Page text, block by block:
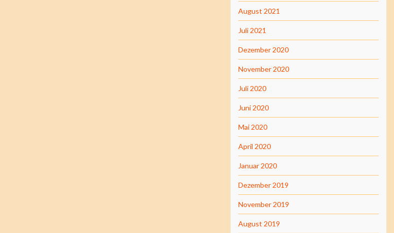
August 2021
Juli 2021
Dezember 2020
November 2020
Juli 2020
Juni 2020
Mai 2020
April 2020
Januar 2020
Dezember 2019
November 2019
August 2019